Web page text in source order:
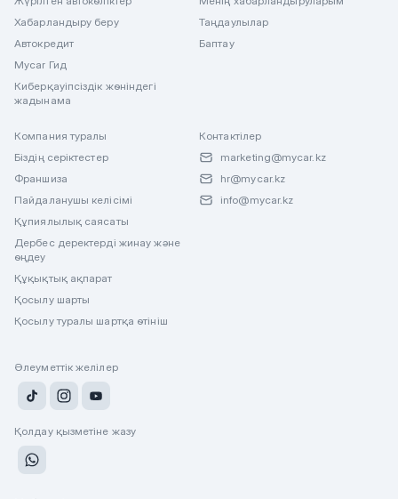
Хабарландыру беру
Автокредит
Mycar Гид
Киберқауіпсіздік жөніндегі
жадынама
Таңдаулылар
Баптау
Компания туралы
Біздің серіктестер
Франшиза
Пайдаланушы келісімі
Құпиялылық саясаты
Дербес деректерді жинау және
өңдеу
Құқықтық ақпарат
Қосылу шарты
Қосылу туралы шартқа өтініш
Контактілер
marketing@mycar.kz
hr@mycar.kz
info@mycar.kz
Әлеуметтік желілер
Қолдау қызметіне жазу